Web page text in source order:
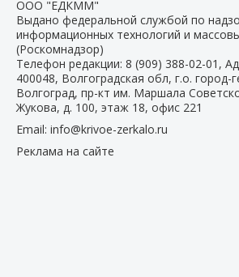
ООО "ЕДКММ"
Выдано федеральной службой по
информационных технологий и
(Роскомнадзор)
Телефон редакции: 8 (909) 388-02-01 ,
400048, Волгоградская обл, г.о. город-
Волгоград, пр-кт им. Маршала
Жукова, д. 100, этаж 18, офис 221
Email: info@krivoe-zerkalo.ru
Реклама на сайте